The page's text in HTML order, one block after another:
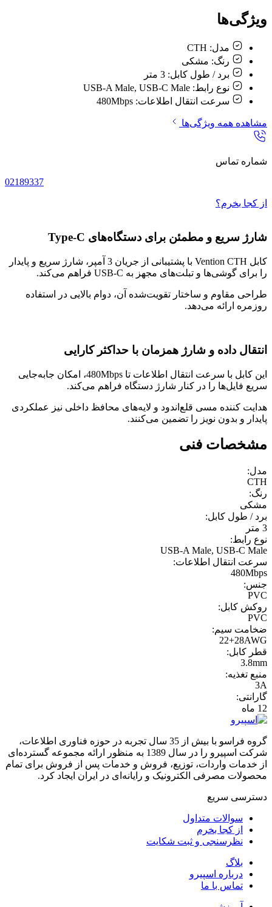
ویژگی‌ها
مدل: CTH
رنگ: مشکی
برد / طول کابل: 3 متر
نوع رابط: USB-A Male, USB-C Male
سرعت انتقال اطلاعات: 480Mbps
مشاهده همه ویژگی‌ها
شماره تماس
02189337
از کجا بخرم؟
شارژ سریع و مطمئن برای دستگاه‌های Type-C
کابل Vention CTH با پشتیبانی از جریان 3 آمپر، شارژ سریع و پایدار
را برای گوشی‌ها و تبلت‌های مجهز به USB-C فراهم می‌کند.
طراحی مقاوم و ساختار تقویت‌شده آن، دوام بالایی در استفاده
روزمره ارائه می‌دهد.
انتقال داده و شارژ همزمان با حداکثر کارایی
این کابل با سرعت انتقال اطلاعات تا 480Mbps، امکان جابه‌جایی
سریع فایل‌ها را در کنار شارژ دستگاه فراهم می‌کند.
هدایت کننده مسی قلع‌اندود و لایه‌های محافظ داخلی نیز عملکردی
پایدار و بدون نویز را تضمین می‌کنند.
مشخصات فنی
مدل:
CTH
رنگ:
مشکی
برد / طول کابل:
3 متر
نوع رابط:
USB-A Male, USB-C Male
سرعت انتقال اطلاعات:
480Mbps
جنس:
PVC
روکش کابل:
PVC
ضخامت سیم:
22+28AWG
قطر کابل:
3.8mm
منبع تغذیه:
3A
گارانتی:
12 ماه
گروه فراسو با بیش از 35 سال تجربه در حوزه فناوری اطلاعات،
شرکت اسپیرو را در سال 1389 به منظور ارائه مجموعه گسترده‌ای
از خدمات واردات، توزیع، فروش و خدمات پس از فروش برای تمام
محصولات مصرفی الکترونیک و رایانه‌ای در ایران ایجاد کرد.
دسترسی‌ سریع
سوالات متداول
از کجا بخرم
نظرسنجی و ثبت شکایت
بلاگ
درباره اسپیرو
تماس با ما